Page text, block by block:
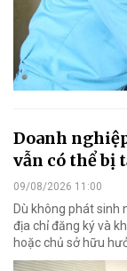
Doanh
vẫn có thể bị
09/08/2026 11:00
Dù không phát sinh
địa chỉ đăng ký và
hoặc chủ sở hữu